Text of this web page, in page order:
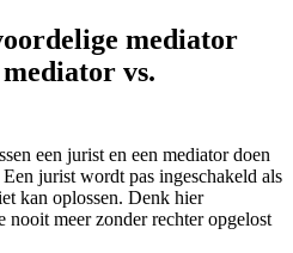
mediator
vs.
een jurist en een mediator doen
jurist wordt pas ingeschakeld als
kan oplossen. Denk hier
nooit meer zonder rechter opgelost